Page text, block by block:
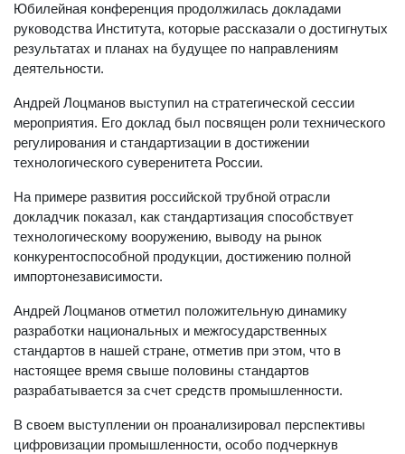
Юбилейная конференция продолжилась докладами
руководства Института, которые рассказали о достигнутых
результатах и планах на будущее по направлениям
деятельности.
Андрей Лоцманов выступил на стратегической сессии
мероприятия. Его доклад был посвящен роли технического
регулирования и стандартизации в достижении
технологического суверенитета России.
На примере развития российской трубной отрасли
докладчик показал, как стандартизация способствует
технологическому вооружению, выводу на рынок
конкурентоспособной продукции, достижению полной
импортонезависимости.
Андрей Лоцманов отметил положительную динамику
разработки национальных и межгосударственных
стандартов в нашей стране, отметив при этом, что в
настоящее время свыше половины стандартов
разрабатывается за счет средств промышленности.
В своем выступлении он проанализировал перспективы
цифровизации промышленности, особо подчеркнув